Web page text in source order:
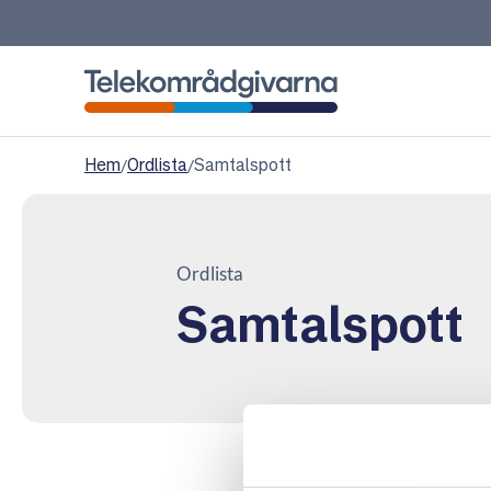
Hem/Ordlista/Samtalspott
Ordlista
Samtalspott